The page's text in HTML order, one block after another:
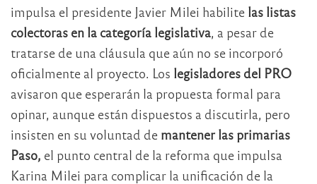
impulsa el presidente Javier Milei habilite las listas
colectoras en la categoría legislativa, a pesar de
tratarse de una cláusula que aún no se incorporó
oficialmente al proyecto. Los legisladores del PRO
avisaron que esperarán la propuesta formal para
opinar, aunque están dispuestos a discutirla, pero
insisten en su voluntad de mantener las primarias
Paso, el punto central de la reforma que impulsa
Karina Milei para complicar la unificación de la